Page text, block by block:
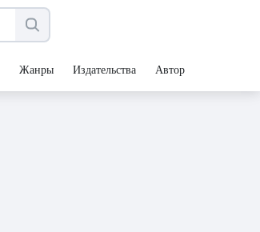
Жанры Издательства Авторы